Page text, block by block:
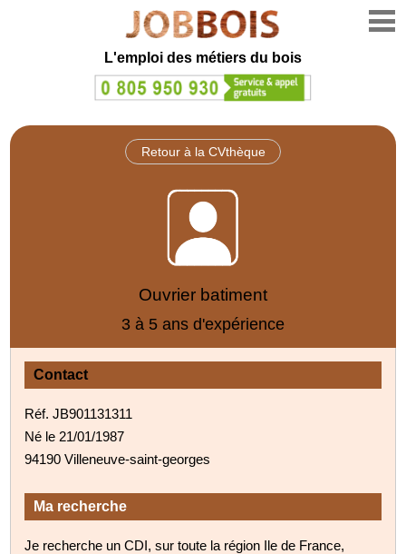
L'emploi des métiers du bois
Retour à la CVthèque
Ouvrier batiment
3 à 5 ans d'expérience
Contact
Réf. JB901131311
Né le 21/01/1987
94190 Villeneuve-saint-georges
Ma recherche
Je recherche un CDI, sur toute la région Ile de France,